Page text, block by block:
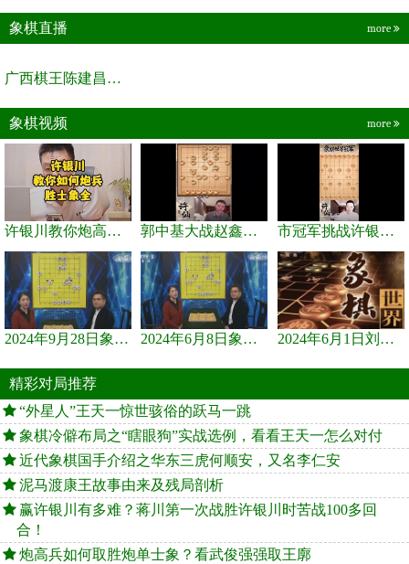
象棋直播 more
广西棋王陈建昌直播间
象棋视频 more
许银川教你炮高兵士象全如何赢士象全，简单四步即可 郭中基大战赵鑫鑫，许银川激情讲解 市冠军挑战许银川，急进中兵变化真激烈！
2024年9月28日象棋世界栏目，刘君、蒋川讲解了第九届杨官璘杯象棋... 2024年6月8日象棋世界，刘君、蒋川讲解了第九届杨官璘杯全国象棋... 2024年6月1日刘君、蒋川讲解第三届上海杯象棋大师赛谢靖与李少庚...
精彩对局推荐
“外星人”王天一惊世骇俗的跃马一跳
象棋冷僻布局之“瞎眼狗”实战选例，看看王天一怎么对付
近代象棋国手介绍之华东三虎何顺安，又名李仁安
泥马渡康王故事由来及残局剖析
赢许银川有多难？蒋川第一次战胜许银川时苦战100多回
合！
炮高兵如何取胜炮单士象？看武俊强强取王廓